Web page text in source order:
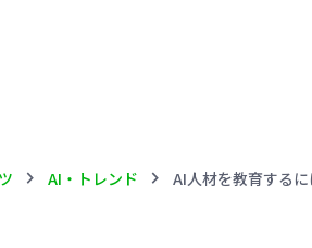
chevron_right AI・トレンド chevron_right